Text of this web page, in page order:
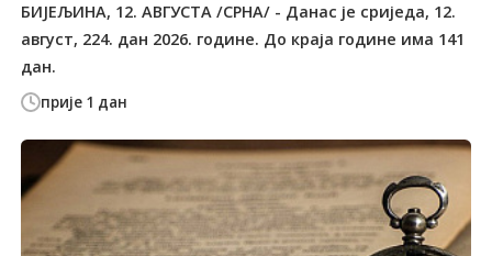
прије 1 дан
БИЈЕЉИНА, 12. АВГУСТА /СРНА/ - Данас је сриједа, 12.
август, 224. дан 2026. године. До краја године има 141
дан.